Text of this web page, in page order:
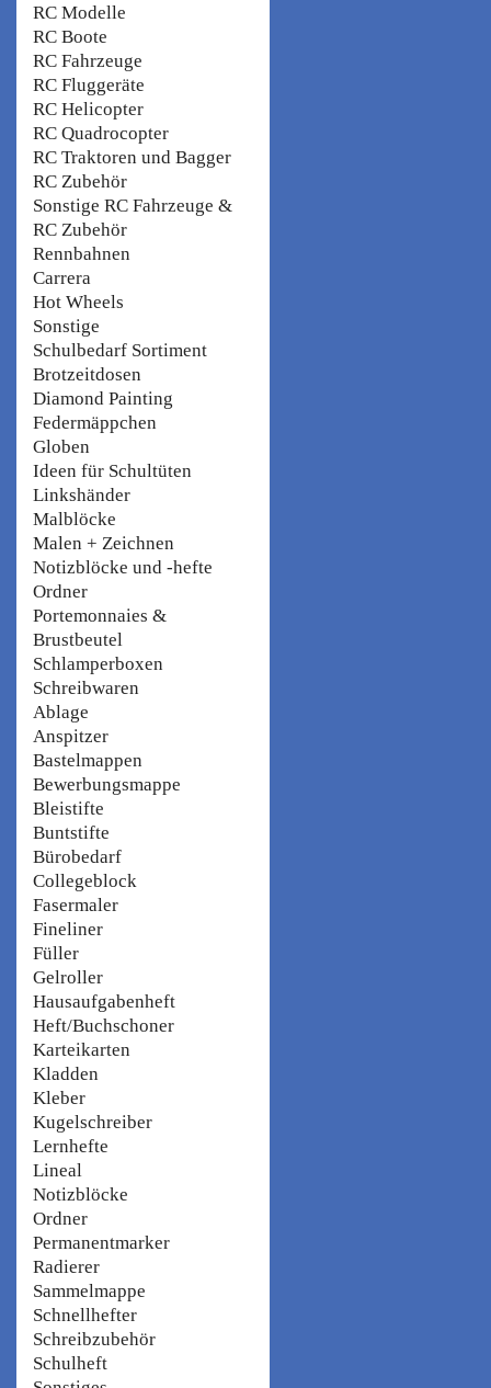
RC Modelle
RC Boote
RC Fahrzeuge
RC Fluggeräte
RC Helicopter
RC Quadrocopter
RC Traktoren und Bagger
RC Zubehör
Sonstige RC Fahrzeuge &
RC Zubehör
Rennbahnen
Carrera
Hot Wheels
Sonstige
Schulbedarf Sortiment
Brotzeitdosen
Diamond Painting
Federmäppchen
Globen
Ideen für Schultüten
Linkshänder
Malblöcke
Malen + Zeichnen
Notizblöcke und -hefte
Ordner
Portemonnaies &
Brustbeutel
Schlamperboxen
Schreibwaren
Ablage
Anspitzer
Bastelmappen
Bewerbungsmappe
Bleistifte
Buntstifte
Bürobedarf
Collegeblock
Fasermaler
Fineliner
Füller
Gelroller
Hausaufgabenheft
Heft/Buchschoner
Karteikarten
Kladden
Kleber
Kugelschreiber
Lernhefte
Lineal
Notizblöcke
Ordner
Permanentmarker
Radierer
Sammelmappe
Schnellhefter
Schreibzubehör
Schulheft